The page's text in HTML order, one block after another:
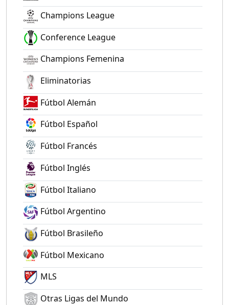
Champions League
Conference League
Champions Femenina
Eliminatorias
Fútbol Alemán
Fútbol Español
Fútbol Francés
Fútbol Inglés
Fútbol Italiano
Fútbol Argentino
Fútbol Brasileño
Fútbol Mexicano
MLS
Otras Ligas del Mundo